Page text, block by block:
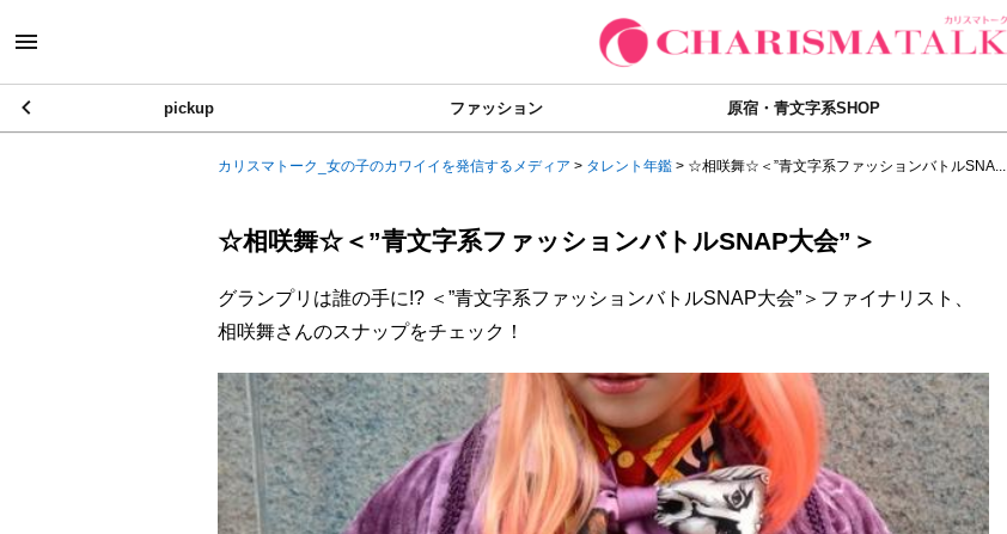
pickup ファッション 原宿・青文字系SHOP
カリスマトーク_女の子のカワイイを発信するメディア > タレント年鑑 > ☆相咲舞☆＜”青文字系ファッションバトルSNA...
☆相咲舞☆＜”青文字系ファッションバトルSNAP大会”＞
グランプリは誰の手に!? ＜”青文字系ファッションバトルSNAP大会”＞ファイナリスト、
相咲舞さんのスナップをチェック！